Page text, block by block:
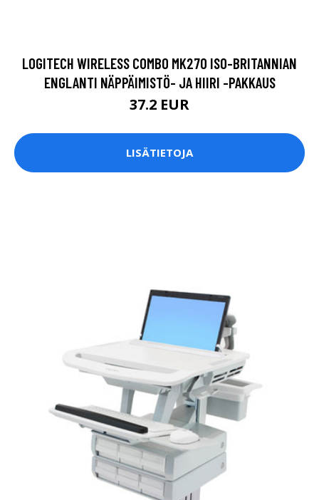
LOGITECH WIRELESS COMBO MK270 ISO-BRITANNIAN
ENGLANTI NÄPPÄIMISTÖ- JA HIIRI -PAKKAUS
37.2 EUR
LISÄTIETOJA